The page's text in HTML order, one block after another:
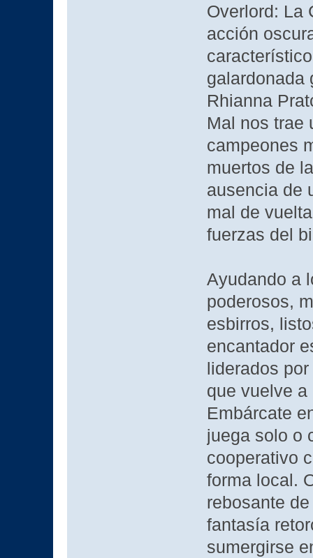
Overlord: La
acción
galardonada
Rhianna
Mal nos trae
campeones
muertos de
ausencia de
mal de
fuerzas del
Ayudando a
poderosos,
esbirros,
encantador
liderados
que vuelve
Embárcate
juega solo o
cooperativo
forma local.
rebosante
fantasía
sumergirse